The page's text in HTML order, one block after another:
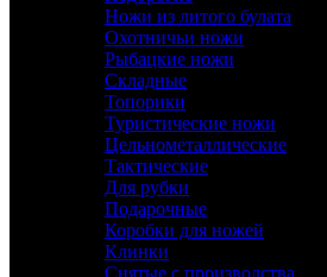
Ножи из литого булата
Охотничьи ножи
Рыбацкие ножи
Складные
Топорики
Туристические ножи
Цельнометаллические
Тактические
Для рубки
Подарочные
Коробки для ножей
Клинки
Снятые с производства